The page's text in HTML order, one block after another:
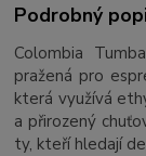
Podrobný
Colombia
pražená pro
která využívá
a přirozený
ty, kteří hledají